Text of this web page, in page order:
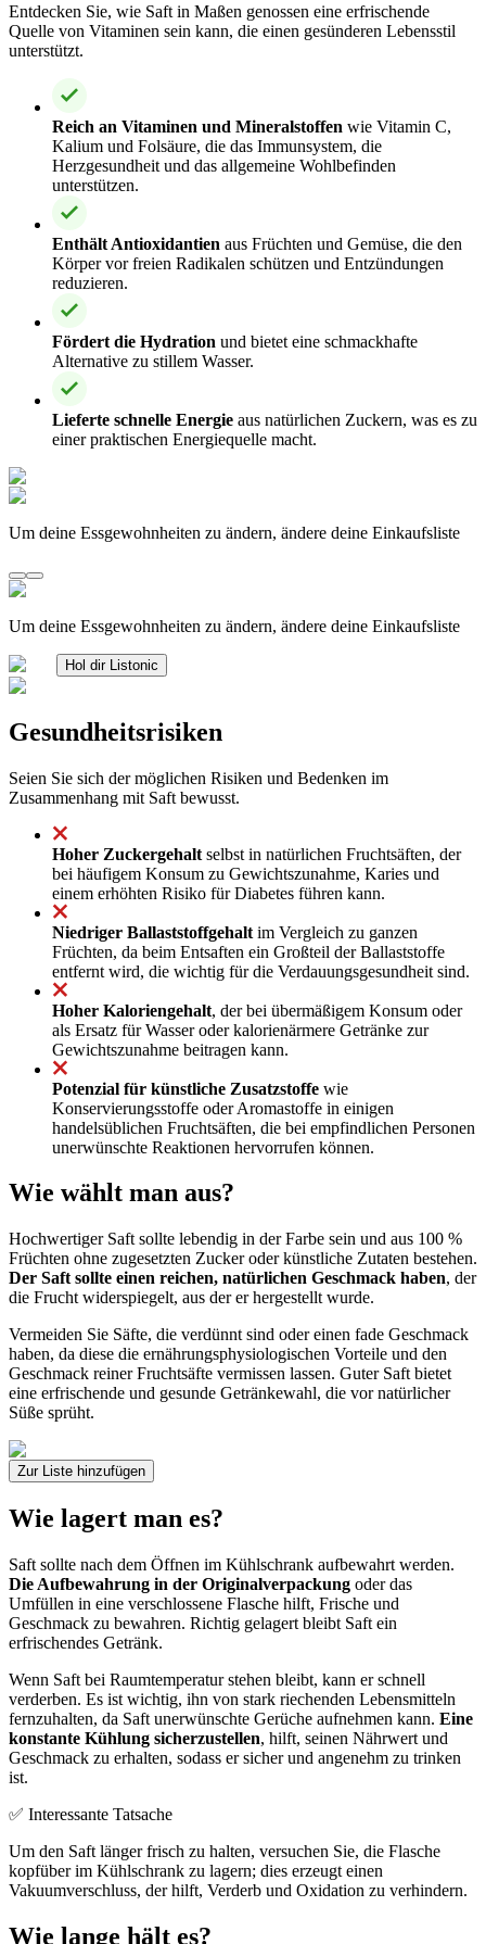
Entdecken Sie, wie Saft in Maßen genossen eine erfrischende
Quelle von Vitaminen sein kann, die einen gesünderen Lebensstil
unterstützt.
Reich an Vitaminen und Mineralstoffen wie Vitamin C,
Kalium und Folsäure, die das Immunsystem, die
Herzgesundheit und das allgemeine Wohlbefinden
unterstützen.
Enthält Antioxidantien aus Früchten und Gemüse, die den
Körper vor freien Radikalen schützen und Entzündungen
reduzieren.
Fördert die Hydration und bietet eine schmackhafte
Alternative zu stillem Wasser.
Lieferte schnelle Energie aus natürlichen Zuckern, was es zu
einer praktischen Energiequelle macht.
Um deine Essgewohnheiten zu ändern, ändere deine Einkaufsliste
Um deine Essgewohnheiten zu ändern, ändere deine Einkaufsliste
Hol dir Listonic
Gesundheitsrisiken
Seien Sie sich der möglichen Risiken und Bedenken im
Zusammenhang mit Saft bewusst.
Hoher Zuckergehalt selbst in natürlichen Fruchtsäften, der
bei häufigem Konsum zu Gewichtszunahme, Karies und
einem erhöhten Risiko für Diabetes führen kann.
Niedriger Ballaststoffgehalt im Vergleich zu ganzen
Früchten, da beim Entsaften ein Großteil der Ballaststoffe
entfernt wird, die wichtig für die Verdauungsgesundheit sind.
Hoher Kaloriengehalt, der bei übermäßigem Konsum oder
als Ersatz für Wasser oder kalorienärmere Getränke zur
Gewichtszunahme beitragen kann.
Potenzial für künstliche Zusatzstoffe wie
Konservierungsstoffe oder Aromastoffe in einigen
handelsüblichen Fruchtsäften, die bei empfindlichen Personen
unerwünschte Reaktionen hervorrufen können.
Wie wählt man aus?
Hochwertiger Saft sollte lebendig in der Farbe sein und aus 100 %
Früchten ohne zugesetzten Zucker oder künstliche Zutaten bestehen.
Der Saft sollte einen reichen, natürlichen Geschmack haben, der
die Frucht widerspiegelt, aus der er hergestellt wurde.
Vermeiden Sie Säfte, die verdünnt sind oder einen fade Geschmack
haben, da diese die ernährungsphysiologischen Vorteile und den
Geschmack reiner Fruchtsäfte vermissen lassen. Guter Saft bietet
eine erfrischende und gesunde Getränkewahl, die vor natürlicher
Süße sprüht.
Zur Liste hinzufügen
Wie lagert man es?
Saft sollte nach dem Öffnen im Kühlschrank aufbewahrt werden.
Die Aufbewahrung in der Originalverpackung oder das
Umfüllen in eine verschlossene Flasche hilft, Frische und
Geschmack zu bewahren. Richtig gelagert bleibt Saft ein
erfrischendes Getränk.
Wenn Saft bei Raumtemperatur stehen bleibt, kann er schnell
verderben. Es ist wichtig, ihn von stark riechenden Lebensmitteln
fernzuhalten, da Saft unerwünschte Gerüche aufnehmen kann. Eine
konstante Kühlung sicherzustellen, hilft, seinen Nährwert und
Geschmack zu erhalten, sodass er sicher und angenehm zu trinken
ist.
✅ Interessante Tatsache
Um den Saft länger frisch zu halten, versuchen Sie, die Flasche
kopfüber im Kühlschrank zu lagern; dies erzeugt einen
Vakuumverschluss, der hilft, Verderb und Oxidation zu verhindern.
Wie lange hält es?